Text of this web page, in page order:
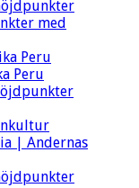
med
Peru
Peru
| Andernas